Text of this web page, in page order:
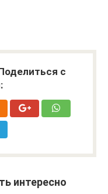
с
интересно